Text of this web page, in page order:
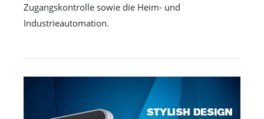
Zugangskontrolle sowie die Heim- und
Industrieautomation.